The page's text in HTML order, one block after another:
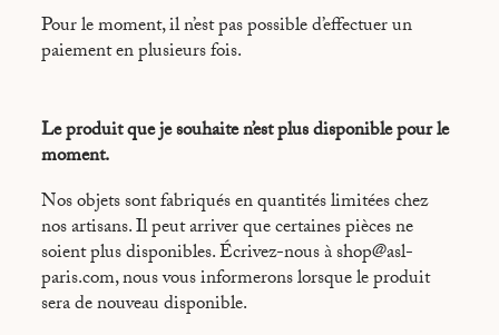
Pour le moment, il n’est pas possible d’effectuer un
paiement en plusieurs fois.
Le produit que je souhaite n’est plus disponible pour le
moment.
Nos objets sont fabriqués en quantités limitées chez
nos artisans. Il peut arriver que certaines pièces ne
soient plus disponibles. Écrivez-nous à shop@asl-
paris.com, nous vous informerons lorsque le produit
sera de nouveau disponible.